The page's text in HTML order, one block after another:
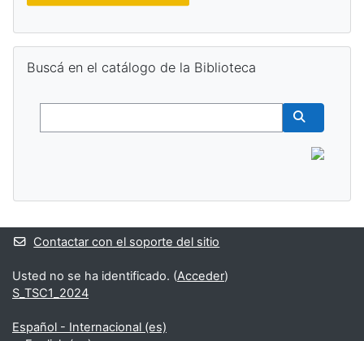
Buscá en el catálogo de la Biblioteca
Buscar
Contactar con el soporte del sitio
Usted no se ha identificado. (Acceder)
S_TSC1_2024
Español - Internacional ‎(es)‎